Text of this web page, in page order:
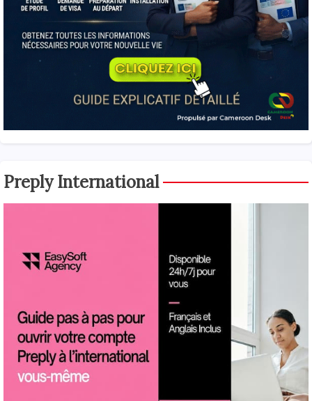
Preply International